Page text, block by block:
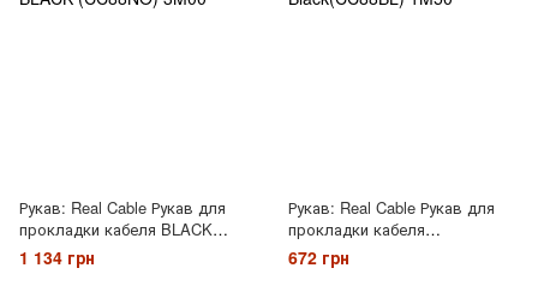
Рукав: Real Cable Рукав для
прокладки кабеля BLACK
(CC88NO) 3M00
1 134 грн
Рукав: Real Cable Рукав для
прокладки кабеля
Black(CC88BL) 1M50
672 грн